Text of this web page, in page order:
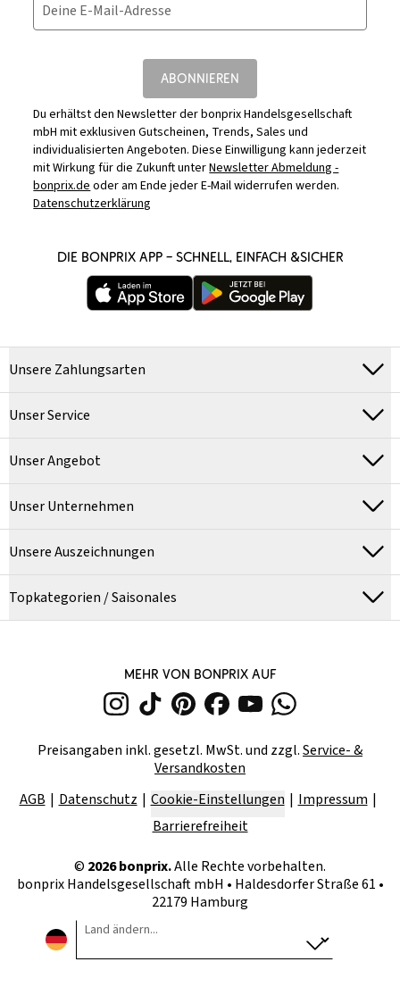
Deine E-Mail-Adresse
ABONNIEREN
Du erhältst den Newsletter der bonprix Handelsgesellschaft
mbH mit exklusiven Gutscheinen, Trends, Sales und
individualisierten Angeboten. Diese Einwilligung kann jederzeit
mit Wirkung für die Zukunft unterNewsletter Abmeldung -
bonprix.deoder am Ende jeder E-Mail widerrufen werden.
Datenschutzerklärung
DIE BONPRIX APP – SCHNELL, EINFACH &SICHER
Unsere Zahlungsarten
Unser Service
Unser Angebot
Unser Unternehmen
Unsere Auszeichnungen
Topkategorien / Saisonales
MEHR VON BONPRIX AUF
Preisangaben inkl. gesetzl. MwSt. und zzgl.Service- &
Versandkosten
AGB
Datenschutz Cookie-Einstellungen
Impressum
Barrierefreiheit
© 2026bonprix.Alle Rechte vorbehalten.
bonprix Handelsgesellschaft mbH • Haldesdorfer Straße 61 •
22179 Hamburg
Land ändern...